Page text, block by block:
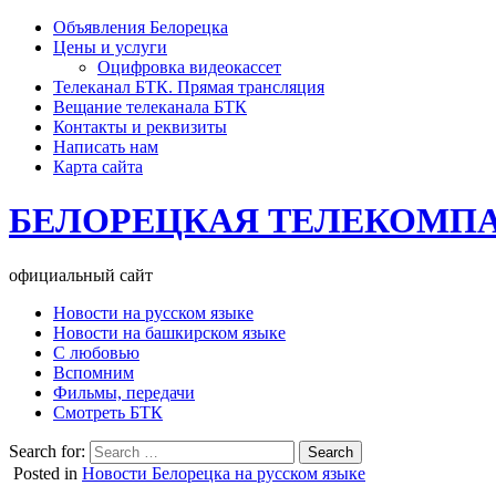
Объявления Белорецка
Цены и услуги
Оцифровка видеокассет
Телеканал БТК. Прямая трансляция
Вещание телеканала БТК
Контакты и реквизиты
Написать нам
Карта сайта
БЕЛОРЕЦКАЯ
официальный сайт
Новости на русском языке
Новости на башкирском языке
С любовью
Вспомним
Фильмы, передачи
Смотреть БТК
Search for:
Posted in Новости Белорецка на русском языке